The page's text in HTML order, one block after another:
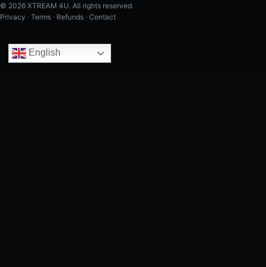
© 2026 XTREAM 4U. All rights reserved.
Privacy · Terms · Refunds · Contact
English